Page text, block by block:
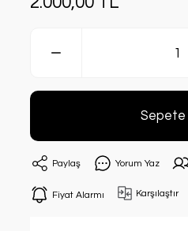
Sepete
Paylaş Yorum Yaz
Fiyat Alarmı Karşılaştır